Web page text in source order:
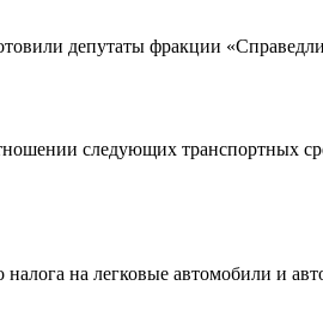
депутаты фракции
следующих транспортных
на легковые автомобили и